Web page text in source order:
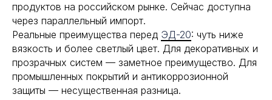
продуктов на российском рынке. Сейчас доступна
через параллельный импорт.
Реальные преимущества перед ЭД-20: чуть ниже
вязкость и более светлый цвет. Для декоративных и
прозрачных систем — заметное преимущество. Для
промышленных покрытий и антикоррозионной
защиты — несущественная разница.